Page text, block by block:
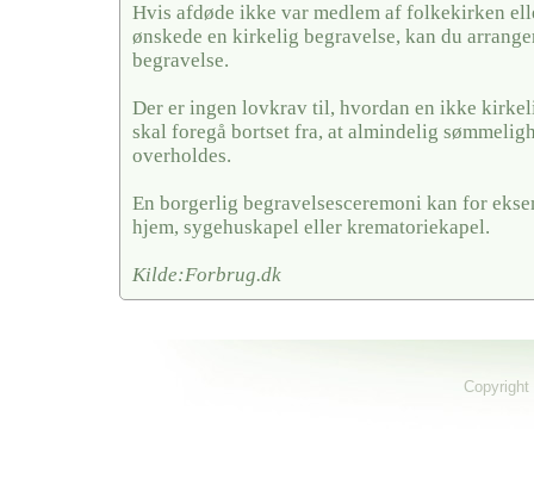
Hvis afdøde ikke var medlem af folkekirken
ønskede en kirkelig begravelse, kan du
begravelse.
Der er ingen lovkrav til, hvordan en ikke
skal foregå bortset fra, at almindelig
overholdes.
En borgerlig begravelsesceremoni kan for
hjem, sygehuskapel eller krematoriekapel.
Kilde:Forbrug.dk